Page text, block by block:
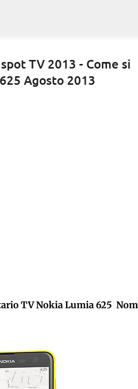
TV 2013 - Come si
Agosto 2013
TV Nokia Lumia 625